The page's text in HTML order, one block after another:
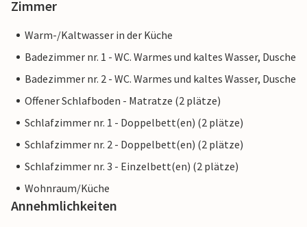
Zimmer
Warm-/Kaltwasser in der Küche
Badezimmer nr. 1 - WC. Warmes und kaltes Wasser, Dusche
Badezimmer nr. 2 - WC. Warmes und kaltes Wasser, Dusche
Offener Schlafboden - Matratze (2 plätze)
Schlafzimmer nr. 1 - Doppelbett(en) (2 plätze)
Schlafzimmer nr. 2 - Doppelbett(en) (2 plätze)
Schlafzimmer nr. 3 - Einzelbett(en) (2 plätze)
Wohnraum/Küche
Annehmlichkeiten